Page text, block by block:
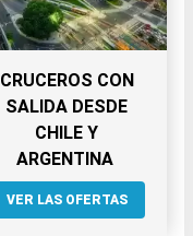
CRUCEROS CON
SALIDA DESDE
CHILE Y
ARGENTINA
VER LAS OFERTAS